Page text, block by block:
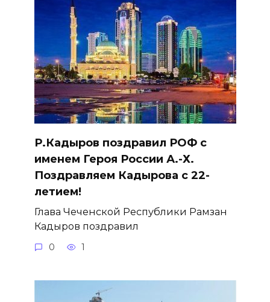
Р.Кадыров поздравил РОФ с
именем Героя России А.-Х.
Поздравляем Кадырова с 22-
летием!
Глава Чеченской Республики Рамзан
Кадыров поздравил
0 1